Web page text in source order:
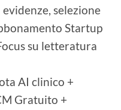
selezione
Startup
su letteratura
AI clinico +
Gratuito +